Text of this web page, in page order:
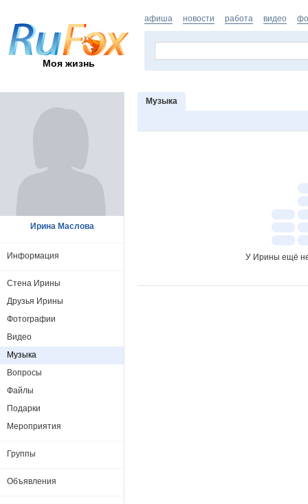
Моя жизнь
афиша новости работа видео
Музыка
У Ирины ещё
Ирина Маслова
Информация
Стена Ирины
Друзья Ирины
Фотографии
Видео
Музыка
Вопросы
Файлы
Подарки
Мероприятия
Группы
Объявления